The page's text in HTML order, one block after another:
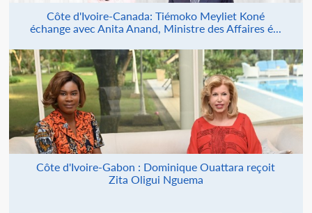
Côte d'Ivoire-Canada: Tiémoko Meyliet Koné
échange avec Anita Anand, Ministre des Affaires é...
Côte d'Ivoire-Gabon : Dominique Ouattara reçoit
Zita Oligui Nguema